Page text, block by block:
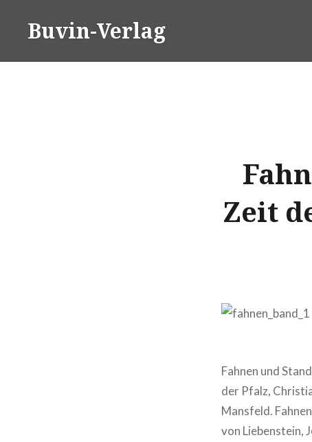
Buvin-Verlag
Zeit
Fahnen und
der Pfalz,
Mansfeld.
von Liebenstein,